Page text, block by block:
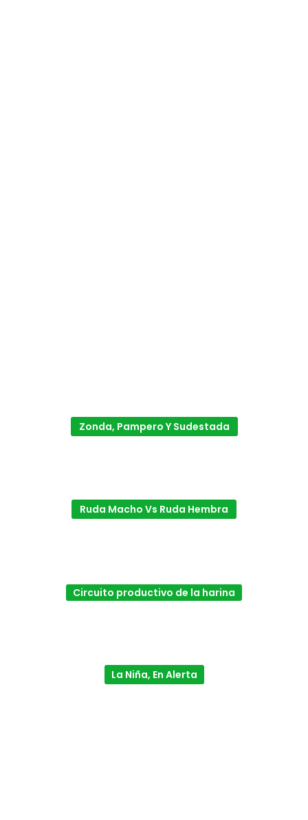
Zonda, Pampero Y Sudestada
Ruda Macho Vs Ruda Hembra
Circuito productivo de la harina
La Niña, En Alerta